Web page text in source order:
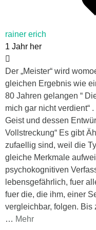
rainer erich
1 Jahr her
Der „Meister“ wird
gleichen Ergebnis wie
80 Jahren gelangen “
mich gar nicht verdient“
Geist und dessen
Vollstreckung“ Es gibt
zufaellig sind, weil die
gleiche Merkmale
psychokognitiven
lebensgefährlich, fuer
fuer die, die ihm, einer
vergleichbar, folgen. Bis
… Mehr